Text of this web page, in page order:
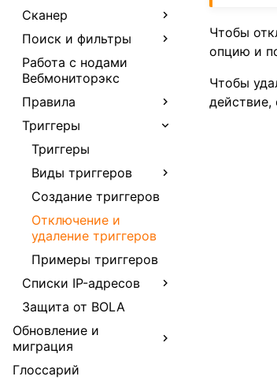
Сканер
Поиск и фильтры
Работа с нодами
Вебмониторэкс
Правила
Триггеры
Триггеры
Виды триггеров
Создание триггеров
Отключение и
удаление триггеров
Примеры триггеров
Списки IP-адресов
Защита от BOLA
Обновление и
миграция
Глоссарий
Чтобы
опцию и
Чтобы
действие,